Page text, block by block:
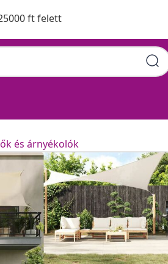
ft felett
és árnyékolók